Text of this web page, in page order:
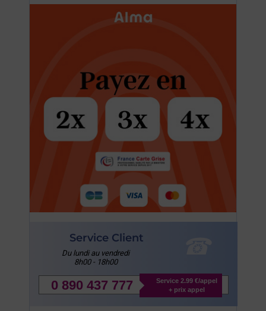
Service Client
Du lundi au vendredi
8h00 - 18h00
0 890 437 777
Service 2.99 €/appel
+ prix appel